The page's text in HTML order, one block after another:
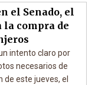
el Senado, el
la compra de
intento claro por
necesarios de
de este jueves, el